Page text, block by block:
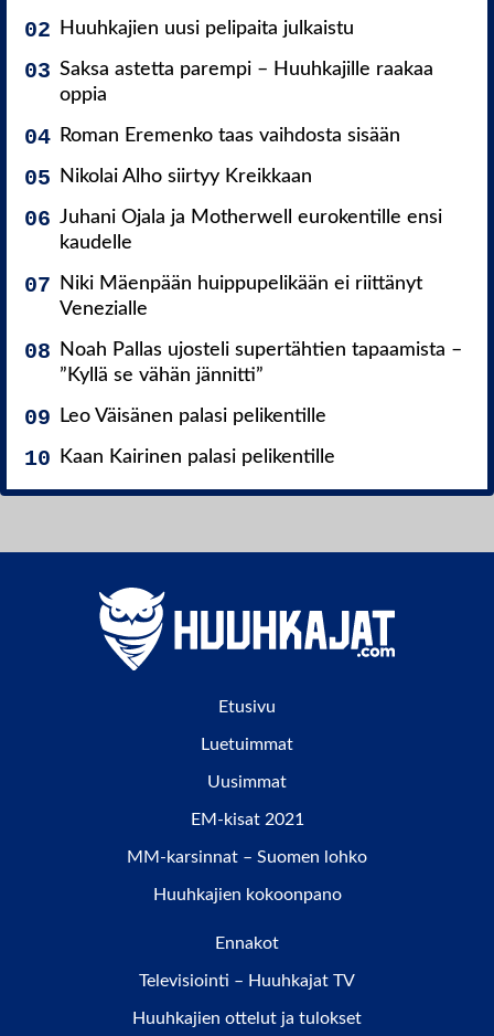
Huuhkajien uusi pelipaita julkaistu
Saksa astetta parempi – Huuhkajille raakaa
oppia
Roman Eremenko taas vaihdosta sisään
Nikolai Alho siirtyy Kreikkaan
Juhani Ojala ja Motherwell eurokentille ensi
kaudelle
Niki Mäenpään huippupelikään ei riittänyt
Venezialle
Noah Pallas ujosteli supertähtien tapaamista –
”Kyllä se vähän jännitti”
Leo Väisänen palasi pelikentille
Kaan Kairinen palasi pelikentille
Etusivu
Luetuimmat
Uusimmat
EM-kisat 2021
MM-karsinnat – Suomen lohko
Huuhkajien kokoonpano
Ennakot
Televisiointi – Huuhkajat TV
Huuhkajien ottelut ja tulokset